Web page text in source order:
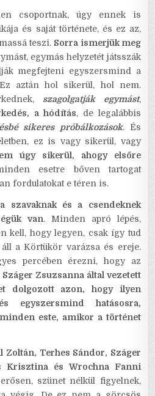
csoportnak, úgy ennek is
és saját története, és ez az,
teszi. Sorra ismerjük meg
egymás helyzetét játsszák
megfejteni egyszersmind a
aztán hol sikerül, hol nem.
szagolgatják egymást,
a hódítás, de legalábbis
sikeres próbálkozások. És
ez is vagy sikerül, vagy
úgy sikerül, ahogy elsőre
esetre bőven tartogat
fordulatokat e téren is.
a szavaknak és a csendeknek
van. Minden apró lépés,
kell, hogy legyen, csak így tud
a Körtükör varázsa és ereje.
percében érezni, hogy az
Zsuzsanna által vezetett
dolgozott azon, hogy ilyen
egyszersmind hatásosra,
este, amikor a történet
Zoltán, Terhes Sándor, Száger
Krisztina és Wrochna Fanni
szünet nélkül figyelnek,